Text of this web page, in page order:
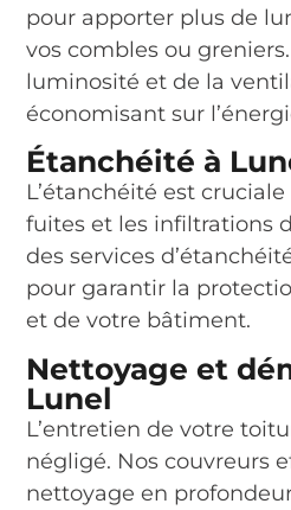
pour apporter plus de
vos combles ou
luminosité et de la
économisant sur
Étanchéité à
L’étanchéité est
fuites et les infiltrations
des services
pour garantir la
et de votre bâtiment.
Nettoyage et
Lunel
L’entretien de votre
négligé. Nos couvreurs
nettoyage en